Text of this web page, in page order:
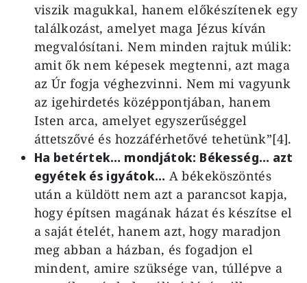
viszik magukkal, hanem előkészítenek egy
találkozást, amelyet maga Jézus kíván
megvalósítani. Nem minden rajtuk múlik:
amit ők nem képesek megtenni, azt maga
az Úr fogja véghezvinni. Nem mi vagyunk
az igehirdetés középpontjában, hanem
Isten arca, amelyet egyszerűséggel
áttetszővé és hozzáférhetővé tehetünk”[4].
Ha betértek… mondjátok: Békesség… azt
egyétek és igyátok… A békeköszöntés
után a küldött nem azt a parancsot kapja,
hogy építsen magának házat és készítse el
a saját ételét, hanem azt, hogy maradjon
meg abban a házban, és fogadjon el
mindent, amire szüksége van, túllépve a